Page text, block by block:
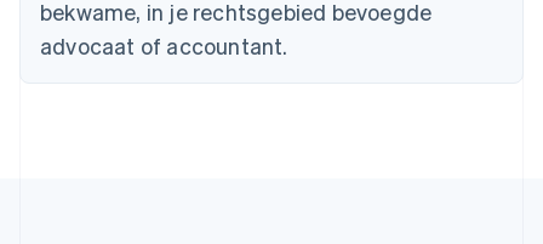
bekwame, in je rechtsgebied bevoegde
advocaat of accountant.
Finland
EnglishSvenska